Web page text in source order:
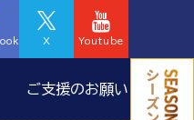
X Youtube
ご支援のお願い